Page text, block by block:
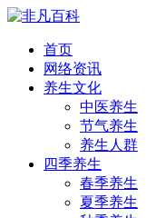
首页
网络资讯
养生文化
中医养生
节气养生
养生人群
四季养生
春季养生
夏季养生